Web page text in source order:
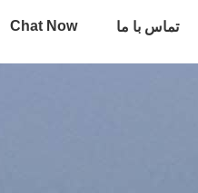
تماس با ما Chat Now